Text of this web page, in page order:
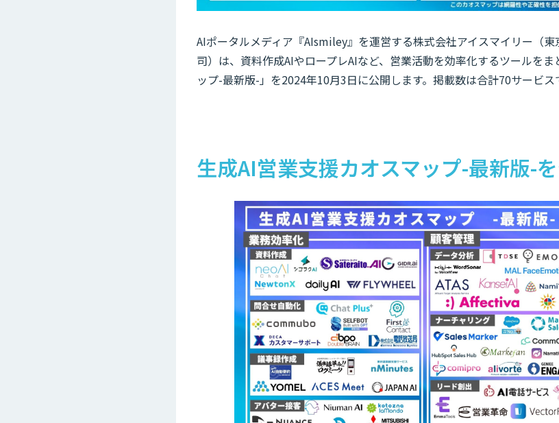
AIポータルメディア『AIsmiley』を運営する株式会社アイスマイリー（
司）は、資料作成AIやロープレAIなど、営業活動を効率化するツールを
ップ-最新版-」を2024年10月3日に公開します。掲載数は合計70サービス
生成AI営業支援カオスマップ-最新版-